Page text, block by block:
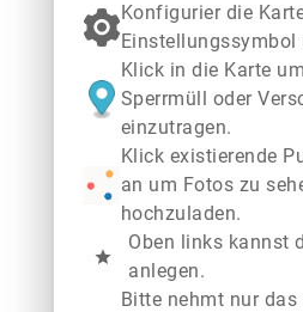
Konfigurier die
Einstellungssymbol
Klick in die Karte
Sperrmüll oder
einzutragen.
Klick existierende
an um Fotos zu
hochzuladen.
star
Oben links kannst
anlegen.
Bitte nehmt nur